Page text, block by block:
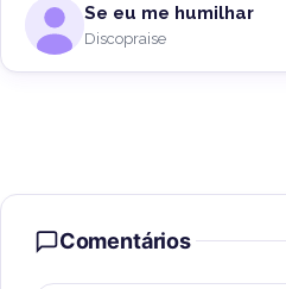
Se eu me humilhar
Discopraise
Comentários